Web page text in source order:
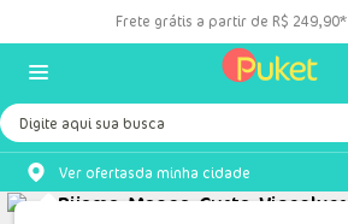
Frete grátis a partir de R$ 249,90*
Digite aqui sua busca
Ver ofertasda minha cidade